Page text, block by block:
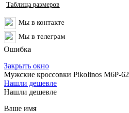
Таблица размеров
Мы в контакте
Мы в телеграм
Ошибка
Закрыть окно
Мужские кроссовки Pikolinos M6P-
Нашли дешевле
Нашли дешевле
Ваше имя